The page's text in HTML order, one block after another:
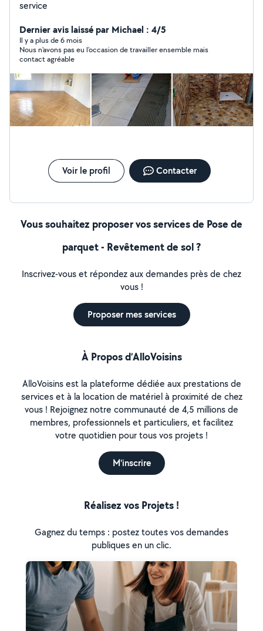
service
Dernier avis laissé par Michael : 4/5
Il y a plus de 6 mois
Nous n'avons pas eu l'occasion de travailler ensemble mais
contact agréable
Voir le profil Contacter
Vous souhaitez proposer vos services de Pose de
parquet - Revêtement de sol ?
Inscrivez-vous et répondez aux demandes près de chez
vous !
Proposer mes services
À Propos d’AlloVoisins
AlloVoisins est la plateforme dédiée aux prestations de
services et à la location de matériel à proximité de chez
vous ! Rejoignez notre communauté de 4,5 millions de
membres, professionnels et particuliers, et facilitez
votre quotidien pour tous vos projets !
M'inscrire
Réalisez vos Projets !
Gagnez du temps : postez toutes vos demandes
publiques en un clic.